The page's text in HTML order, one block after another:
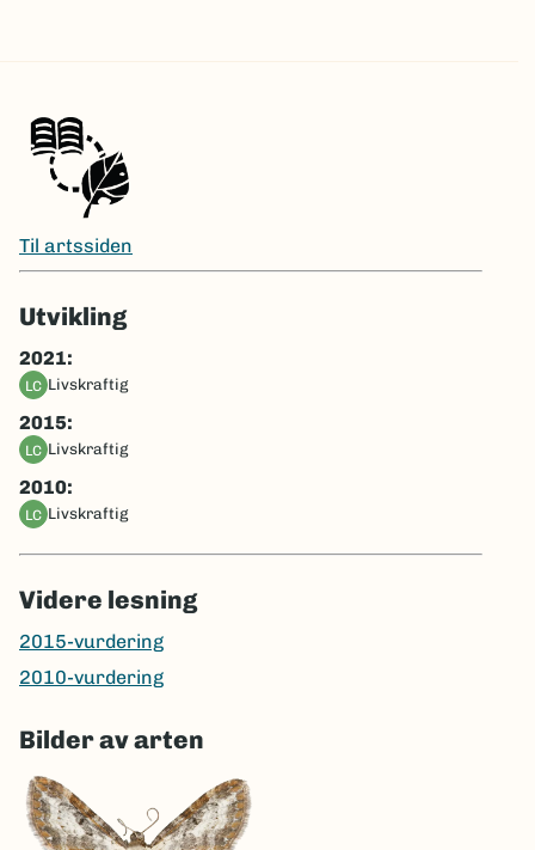
Til artssiden
Utvikling
2021:
LC livskraftig
2015:
LC livskraftig
2010:
LC livskraftig
Videre lesning
2015-vurdering
2010-vurdering
Bilder av arten